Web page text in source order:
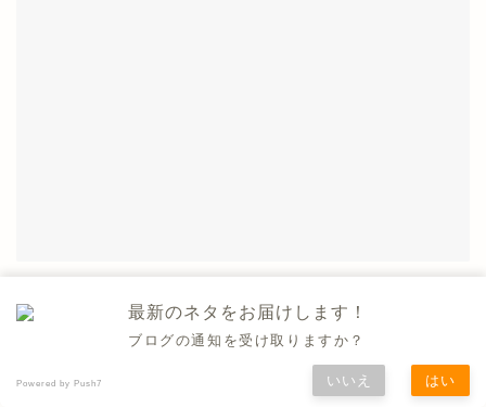
ふくらはぎの筋肉を落として細くする方
法【硬い人と丸い人は変わる】
最新のネタをお届けします！
ブログの通知を受け取りますか？
Powered by Push7 いいえ はい